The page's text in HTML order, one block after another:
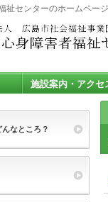
祉センターのホームペー
施設案内・アクセ
なところ？